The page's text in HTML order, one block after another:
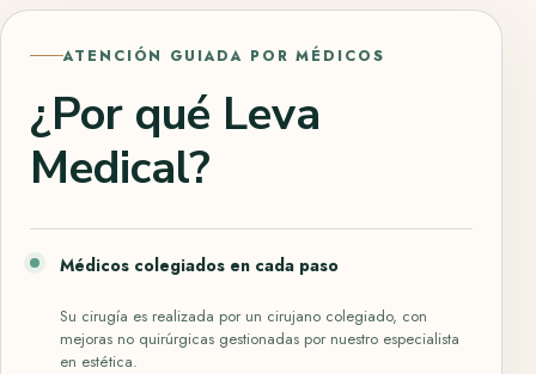
ATENCIÓN GUIADA POR MÉDICOS
¿Por qué Leva
Medical?
Médicos colegiados en cada paso
Su cirugía es realizada por un cirujano colegiado, con
mejoras no quirúrgicas gestionadas por nuestro especialista
en estética.